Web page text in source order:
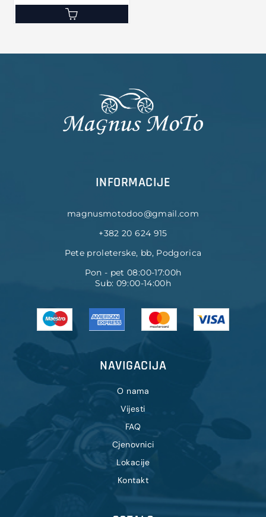
NAVIGACIJA
O nama
Vijesti
FAQ
Cjenovnici
Lokacije
Kontakt
INFORMACIJE
magnusmotodoo@gmail.com
+382 20 624 915
Pete proleterske, bb, Podgorica
Pon - pet 08:00-17:00h
Sub: 09:00-14:00h